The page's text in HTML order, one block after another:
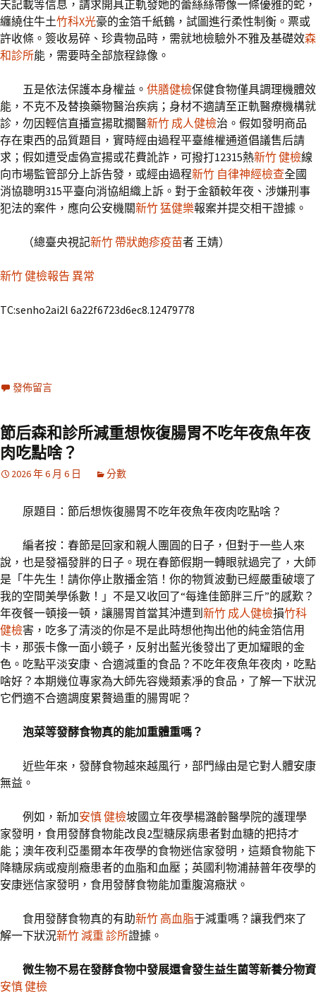
天記載等信息，請求開具正軌發她的蕾絲絲帶像一條優雅的蛇，
纏繞住牛土竹科X光豪的金箔千紙鶴，試圖進行柔性制衡。票或
許收條。簽收易碎、珍貴物品時，需就地檢驗外不雅及基礎效森
和診所能，需要時全部旅程錄像。
五是依法保護本身權益。 供膳健檢保健食物僅具調理機體效
能，不克不及替換藥物醫治疾病；身材不適請至正軌醫療機構就
診，勿因輕信直播宣揚耽擱醫新竹 成人健檢治。假如發明商品
存在東西的品質題目，實時經由過程平臺維權通道倡議售后請
求；假如遭受虛偽宣揚或花費訛詐，可撥打12315熱新竹 健檢線
向市場監管部分上訴告發，或經由過程新竹 自律神經檢查全國
消協聰明315平臺向消協組織上訴。對于金額較年夜、涉嫌刑事
犯法的案件，應向公安機關新竹 猛健樂報案并提交相干證據。
（總臺央視記新竹 帶狀皰疹疫苗者 王婧）
新竹 健檢報告 異常
TC:senho2ai2l 6a22f6723d6ec8.12479778
發佈留言
節后森和診所減重想恢復腸胃不吃年夜魚年夜
肉吃點啥？
2026 年 6 月 6 日 分數
原題目：節后想恢復腸胃不吃年夜魚年夜肉吃點啥？
編者按：春節是回家和親人團圓的日子，但對于一些人來
說，也是發福發胖的日子。現在春節假期一轉眼就過完了，大師
是「牛先生！請你停止散播金箔！你的物質波動已經嚴重破壞了
我的空間美學係數！」不是又收回了“每逢佳節胖三斤”的感歎？
年夜餐一頓接一頓，讓腸胃首當其沖遭到 新竹 成人健檢損竹科
健檢害，吃多了清淡的你是不是此時想他掏出他的純金箔信用
卡，那張卡像一面小鏡子，反射出藍光後發出了更加耀眼的金
色。吃點平淡安康、合適減重的食品？不吃年夜魚年夜肉，吃點
啥好？本期幾位專家為大師先容幾類素凈的食品，了解一下狀況
它們適不合適調度累贅過重的腸胃呢？
泡菜等發酵食物真的能加重體重嗎？
近些年來，發酵食物越來越風行，部門緣由是它對人體安康
無益。
例如，新加安慎 健檢坡國立年夜學楊潞齡醫學院的護理學
家發明，食用發酵食物能改良2型糖尿病患者對血糖的把持才
能；澳年夜利亞墨爾本年夜學的食物迷信家發明，這類食物能下
降糖尿病或瘦削癥患者的血脂和血壓；英國利物浦赫普年夜學的
安康迷信家發明，食用發酵食物能加重腹瀉癥狀。
食用發酵食物真的有助新竹 高血脂于減重嗎？讓我們來了
解一下狀況新竹 減重 診所證據。
微生物不易在發酵食物中發展還會發生益生菌等新養分物資
安慎 健檢